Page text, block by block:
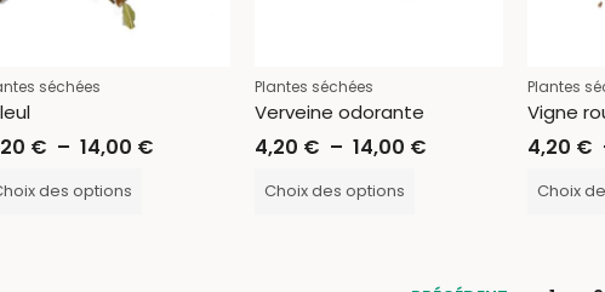
séchées
€ – 14,00 €
des options
Plantes séchées
Verveine odorante
4,20 € – 14,00 €
Choix des options
Plantes
Vigne
4,20 €
Choix